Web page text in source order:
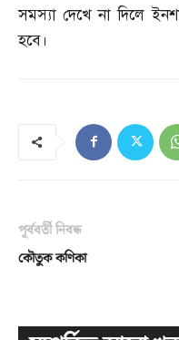
সমস্যা দেখে না দিলে
হবে।
পূর্ববর্তী নিবন্ধ
কৌতুক কণিকা